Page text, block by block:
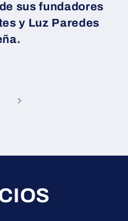
sus fundadores
y Luz Paredes